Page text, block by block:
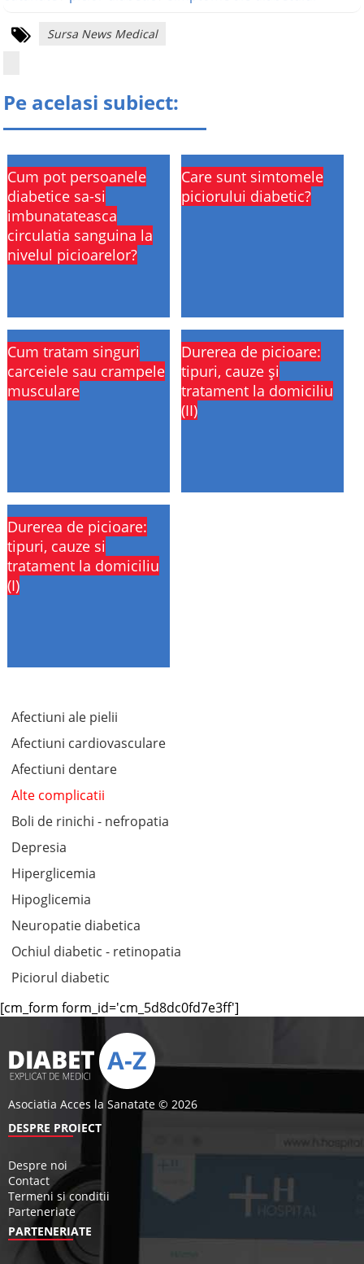
Sursa News Medical
Pe acelasi subiect:
Cum pot persoanele
diabetice sa-si
imbunatateasca
circulatia sanguina la
nivelul picioarelor?
Care sunt simtomele
piciorului diabetic?
Cum tratam singuri
carceiele sau crampele
musculare
Durerea de picioare:
tipuri, cauze și
tratament la domiciliu
(II)
Durerea de picioare:
tipuri, cauze si
tratament la domiciliu
(I)
Afectiuni ale pielii
Afectiuni cardiovasculare
Afectiuni dentare
Alte complicatii
Boli de rinichi - nefropatia
Depresia
Hiperglicemia
Hipoglicemia
Neuropatie diabetica
Ochiul diabetic - retinopatia
Piciorul diabetic
[cm_form form_id='cm_5d8dc0fd7e3ff']
Asociatia Acces la Sanatate © 2026
DESPRE PROIECT
Despre noi
Contact
Termeni si conditii
Parteneriate
PARTENERIATE